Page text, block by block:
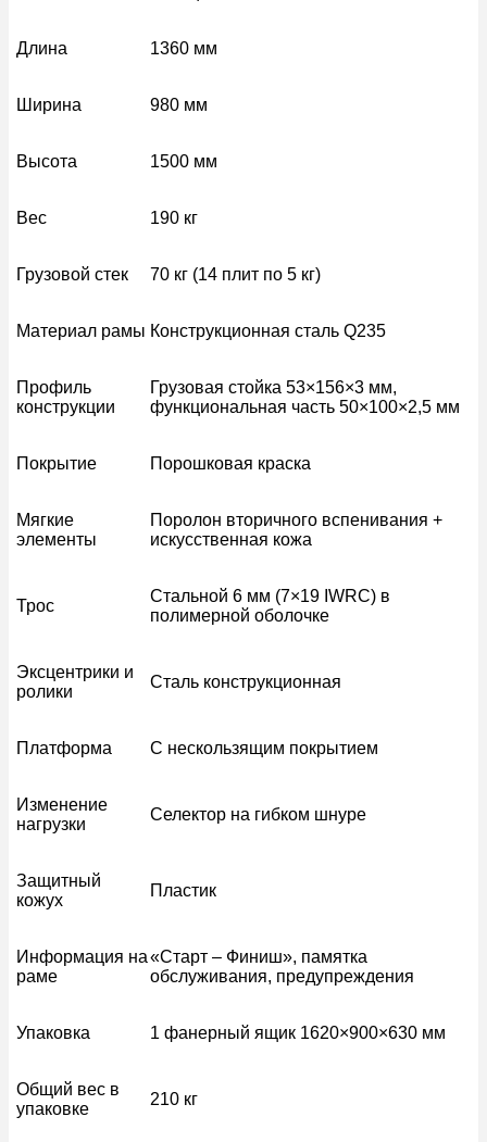
Длина 1360 мм
Ширина 980 мм
Высота 1500 мм
Вес 190 кг
Грузовой стек 70 кг (14 плит по 5 кг)
Материал рамы Конструкционная сталь Q235
Профиль
конструкции
Грузовая стойка 53×156×3 мм,
функциональная часть 50×100×2,5 мм
Покрытие Порошковая краска
Мягкие
элементы
Поролон вторичного вспенивания +
искусственная кожа
Трос
Стальной 6 мм (7×19 IWRC) в
полимерной оболочке
Эксцентрики и
ролики
Сталь конструкционная
Платформа С нескользящим покрытием
Изменение
нагрузки
Селектор на гибком шнуре
Защитный
кожух
Пластик
Информация на
раме
«Старт – Финиш», памятка
обслуживания, предупреждения
Упаковка 1 фанерный ящик 1620×900×630 мм
Общий вес в
упаковке
210 кг